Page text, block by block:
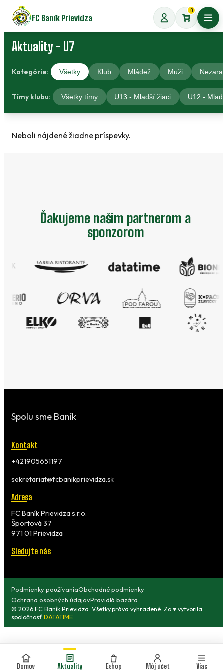
Preskočiť
na
obsah
FC Baník Prievidza
0
Aktuality - U7
Kategórie: Všetky Klub Mládež Muži
Tímy klubu: Všetky tímy U13 - Mladší žiaci U12 -
Neboli nájdené žiadne príspevky.
Ďakujeme našim partnerom a
sponzorom
Spolu sme Baník
Kontakt
+421905651197
sekretariat@fcbanikprievidza.sk
Adresa
FC Baník Prievidza s.r.o.
Športová 37
971 01 Prievidza
Sledujte nás
© 2026 FC Baník Prievidza. Všetky práva vyhradené. Zo ♥ vytvorila
spoločnosť DATATIME
Podmienky používaniaObchodné podmienky
Ochrana osobných údajovPravidlá bazára
Domov Aktuality Eshop Môj účet Viac